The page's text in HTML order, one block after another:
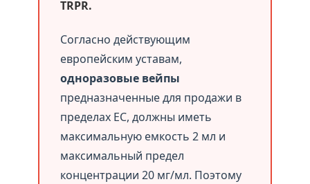
TRPR.
Согласно действующим
европейским уставам,
одноразовые вейпы
предназначенные для продажи в
пределах ЕС, должны иметь
максимальную емкость 2 мл и
максимальный предел
концентрации 20 мг/мл. Поэтому